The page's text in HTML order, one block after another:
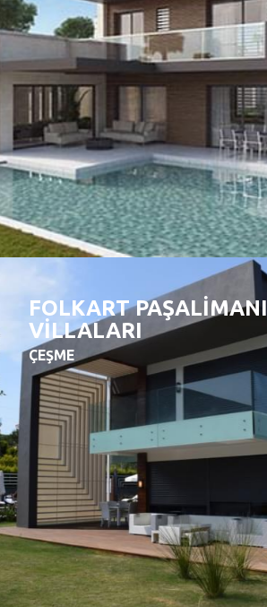
FOLKART PAŞALİMANI
VİLLALARI
ÇEŞME